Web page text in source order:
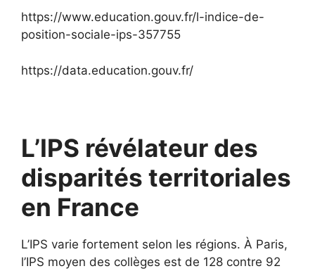
https://www.education.gouv.fr/l-indice-de-
position-sociale-ips-357755
https://data.education.gouv.fr/
L’IPS révélateur des
disparités territoriales
en France
L’IPS varie fortement selon les régions. À Paris,
l’IPS moyen des collèges est de 128 contre 92